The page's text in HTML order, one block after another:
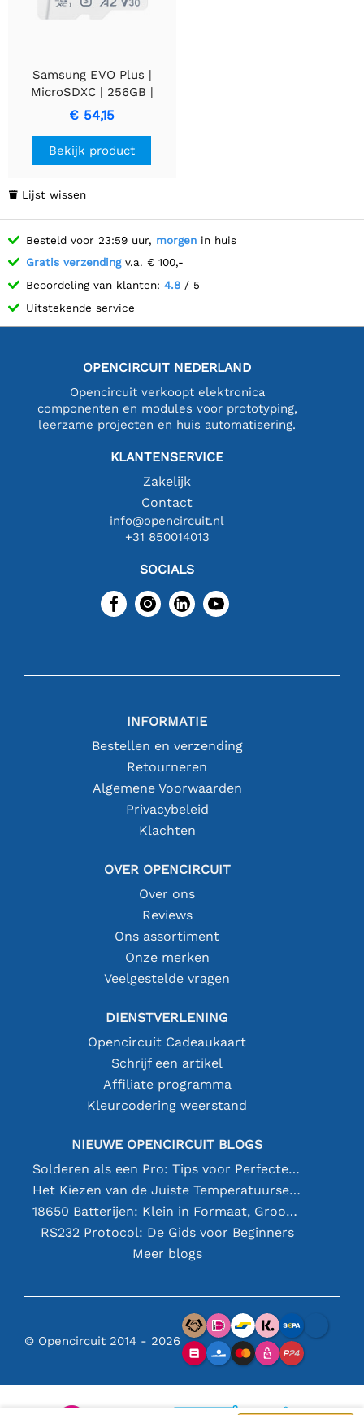
Samsung EVO Plus |
MicroSDXC | 256GB |
Klasse 10 | UHS-I U3
€ 54,15
Bekijk product
 Lijst wissen
Besteld voor 23:59 uur, morgen in huis
Gratis verzendingv.a. € 100,-
Beoordeling van klanten: 4.8 / 5
Uitstekende service
OPENCIRCUIT NEDERLAND
Opencircuit verkoopt elektronica
componenten en modules voor prototyping,
leerzame projecten en huis automatisering.
KLANTENSERVICE
Zakelijk
Contact
info@opencircuit.nl
+31 850014013
SOCIALS
INFORMATIE
Bestellen en verzending
Retourneren
Algemene Voorwaarden
Privacybeleid
Klachten
OVER OPENCIRCUIT
Over ons
Reviews
Ons assortiment
Onze merken
Veelgestelde vragen
DIENSTVERLENING
Opencircuit Cadeaukaart
Schrijf een artikel
Affiliate programma
Kleurcodering weerstand
NIEUWE OPENCIRCUIT BLOGS
Solderen als een Pro: Tips voor Perfecte Elektronische Verbindingen
Het Kiezen van de Juiste Temperatuursensor [youtube]
18650 Batterijen: Klein in Formaat, Groot in Prestatie
RS232 Protocol: De Gids voor Beginners
Meer blogs
© Opencircuit 2014 - 2026